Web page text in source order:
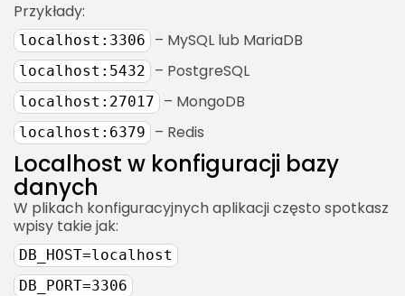
Przykłady:
localhost:3306 – MySQL lub MariaDB
localhost:5432 – PostgreSQL
localhost:27017 – MongoDB
localhost:6379 – Redis
Localhost w konfiguracji bazy
danych
W plikach konfiguracyjnych aplikacji często spotkasz
wpisy takie jak:
DB_HOST=localhost
DB_PORT=3306